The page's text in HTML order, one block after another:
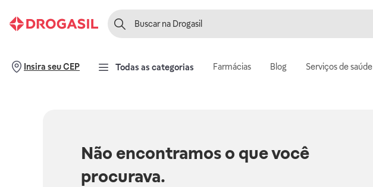
Insira seu CEP Todas as categorias Farmácias Blog Serviços de saúde
Não encontramos o que você
procurava.